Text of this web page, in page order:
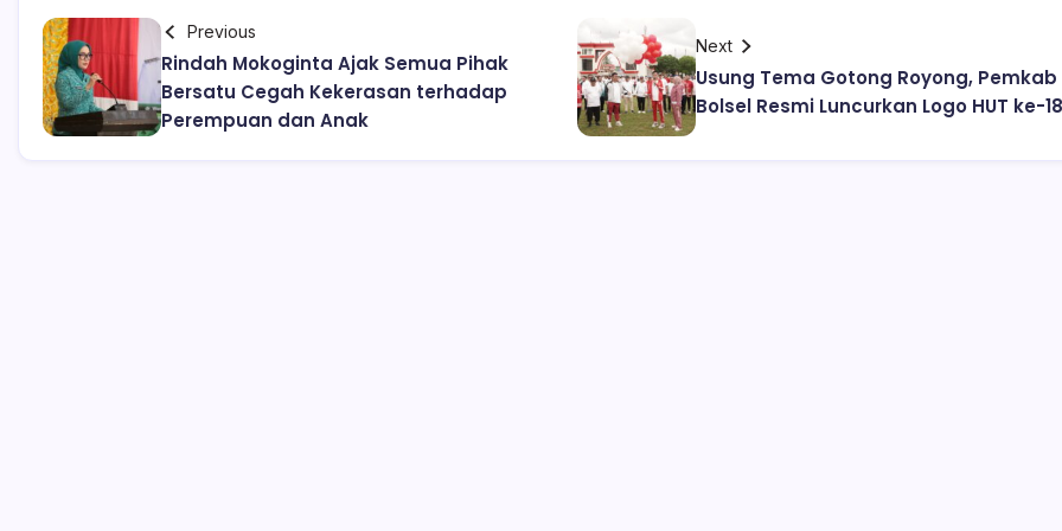
Previous
Rindah Mokoginta Ajak Semua Pihak
Bersatu Cegah Kekerasan terhadap
Perempuan dan Anak
Next
Usung Tema Gotong Royong, Pemkab
Bolsel Resmi Luncurkan Logo HUT ke-18